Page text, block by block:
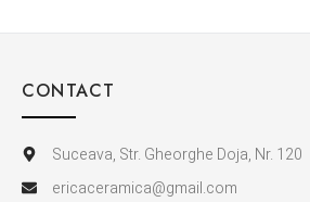
CONTACT
Suceava, Str. Gheorghe Doja, Nr. 120
ericaceramica@gmail.com